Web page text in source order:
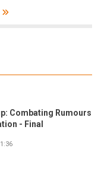
Combating Rumours
- Final